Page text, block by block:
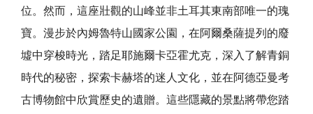
位。然而，這座壯觀的山峰並非土耳其東南部唯一的瑰
寶。漫步於內姆魯特山國家公園，在阿爾桑薩提列的廢
墟中穿梭時光，踏足耶施爾卡亞霍尤克，深入了解青銅
時代的秘密，探索卡赫塔的迷人文化，並在阿德亞曼考
古博物館中欣賞歷史的遺贈。這些隱藏的景點將帶您踏